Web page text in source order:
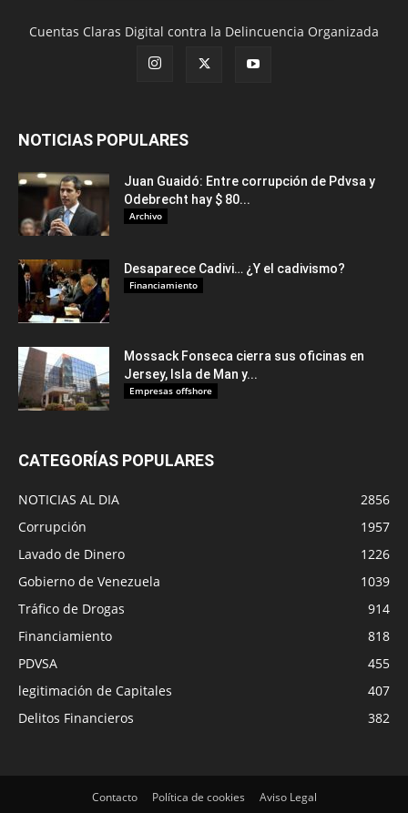
Cuentas Claras Digital contra la Delincuencia Organizada
NOTICIAS POPULARES
Juan Guaidó: Entre corrupción de Pdvsa y
Odebrecht hay $ 80...
Archivo
Desaparece Cadivi… ¿Y el cadivismo?
Financiamiento
Mossack Fonseca cierra sus oficinas en
Jersey, Isla de Man y...
Empresas offshore
CATEGORÍAS POPULARES
NOTICIAS AL DIA
2856
Corrupción
1957
Lavado de Dinero
1226
Gobierno de Venezuela
1039
Tráfico de Drogas
914
Financiamiento
818
PDVSA
455
legitimación de Capitales
407
Delitos Financieros
382
Contacto Política de cookies Aviso Legal